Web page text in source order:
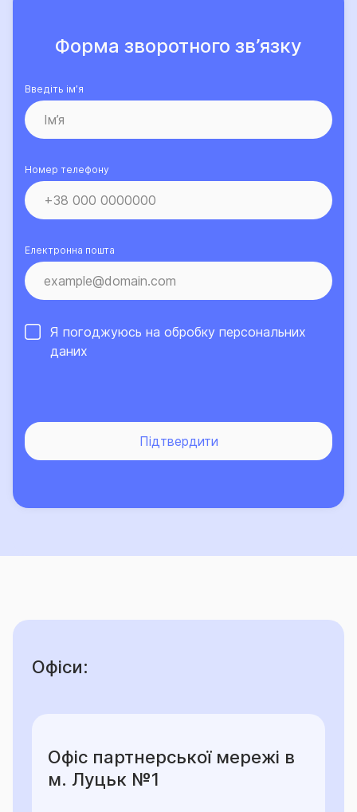
Форма зворотного зв’язку
Введіть ім’я
Номер телефону
Електронна пошта
Я погоджуюсь на обробку персональних
даних
Підтвердити
Офіси:
Офіс партнерської мережі в
м. Луцьк №1